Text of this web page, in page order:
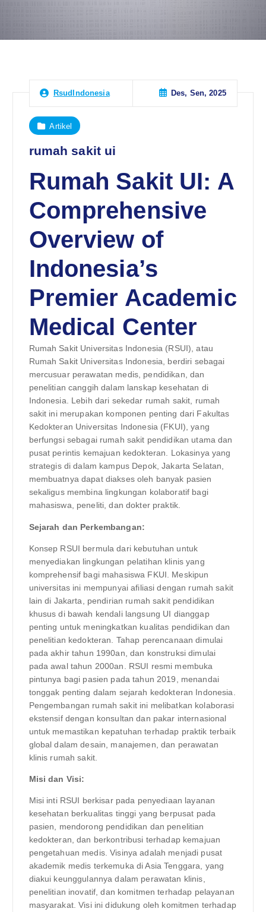
RsudIndonesia Des, Sen, 2025
Artikel
rumah sakit ui
Rumah Sakit UI: A
Comprehensive
Overview of
Indonesia’s
Premier Academic
Medical Center
Rumah Sakit Universitas Indonesia (RSUI), atau
Rumah Sakit Universitas Indonesia, berdiri sebagai
mercusuar perawatan medis, pendidikan, dan
penelitian canggih dalam lanskap kesehatan di
Indonesia. Lebih dari sekedar rumah sakit, rumah
sakit ini merupakan komponen penting dari Fakultas
Kedokteran Universitas Indonesia (FKUI), yang
berfungsi sebagai rumah sakit pendidikan utama dan
pusat perintis kemajuan kedokteran. Lokasinya yang
strategis di dalam kampus Depok, Jakarta Selatan,
membuatnya dapat diakses oleh banyak pasien
sekaligus membina lingkungan kolaboratif bagi
mahasiswa, peneliti, dan dokter praktik.
Sejarah dan Perkembangan:
Konsep RSUI bermula dari kebutuhan untuk
menyediakan lingkungan pelatihan klinis yang
komprehensif bagi mahasiswa FKUI. Meskipun
universitas ini mempunyai afiliasi dengan rumah sakit
lain di Jakarta, pendirian rumah sakit pendidikan
khusus di bawah kendali langsung UI dianggap
penting untuk meningkatkan kualitas pendidikan dan
penelitian kedokteran. Tahap perencanaan dimulai
pada akhir tahun 1990an, dan konstruksi dimulai
pada awal tahun 2000an. RSUI resmi membuka
pintunya bagi pasien pada tahun 2019, menandai
tonggak penting dalam sejarah kedokteran Indonesia.
Pengembangan rumah sakit ini melibatkan kolaborasi
ekstensif dengan konsultan dan pakar internasional
untuk memastikan kepatuhan terhadap praktik terbaik
global dalam desain, manajemen, dan perawatan
klinis rumah sakit.
Misi dan Visi:
Misi inti RSUI berkisar pada penyediaan layanan
kesehatan berkualitas tinggi yang berpusat pada
pasien, mendorong pendidikan dan penelitian
kedokteran, dan berkontribusi terhadap kemajuan
pengetahuan medis. Visinya adalah menjadi pusat
akademik medis terkemuka di Asia Tenggara, yang
diakui keunggulannya dalam perawatan klinis,
penelitian inovatif, dan komitmen terhadap pelayanan
masyarakat. Visi ini didukung oleh komitmen terhadap